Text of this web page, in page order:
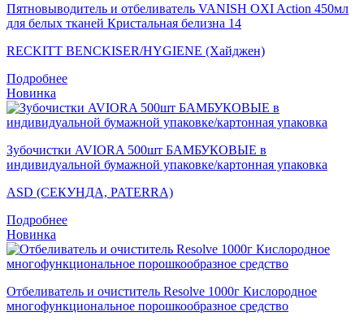
Пятновыводитель и отбеливатель VANISH OXI Action 450мл
для белых тканей Кристальная белизна 14
RECKITT BENCKISER/HYGIENE (Хайджен)
Подробнее
Новинка
Зубочистки AVIORA 500шт БАМБУКОВЫЕ в
индивидуальной бумажной упаковке/картонная упаковка
ASD (СЕКУНДА, PATERRA)
Подробнее
Новинка
Отбеливатель и очиститель Resolve 1000г Кислородное
многофункциональное порошкообразное средство